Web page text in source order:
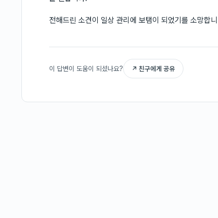
전해드린 소견이 일상 관리에 보탬이 되었기를 소망합
이 답변이 도움이 되셨나요? ↗ 친구에게 공유